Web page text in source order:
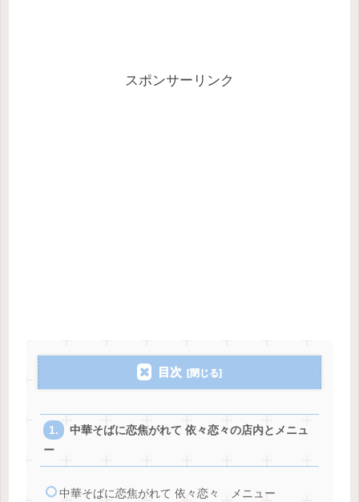
スポンサーリンク
目次
中華そばに恋焦がれて 依々恋々の店内とメニュ
ー
中華そばに恋焦がれて 依々恋々 メニュー